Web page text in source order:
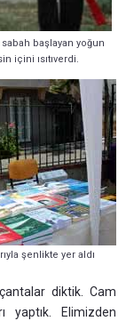
başlayan yoğun
içini ısıtıverdi.
şenlikte yer aldı
diktik. Cam
yaptık. Elimizden